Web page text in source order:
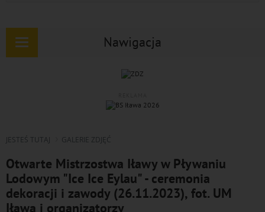
Nawigacja
Rozwiń
JESTEŚ TUTAJ GALERIE ZDJĘĆ
Otwarte Mistrzostwa Iławy w Pływaniu
Lodowym "Ice Ice Eylau" - ceremonia
dekoracji i zawody (26.11.2023), fot. UM
Iława i organizatorzy